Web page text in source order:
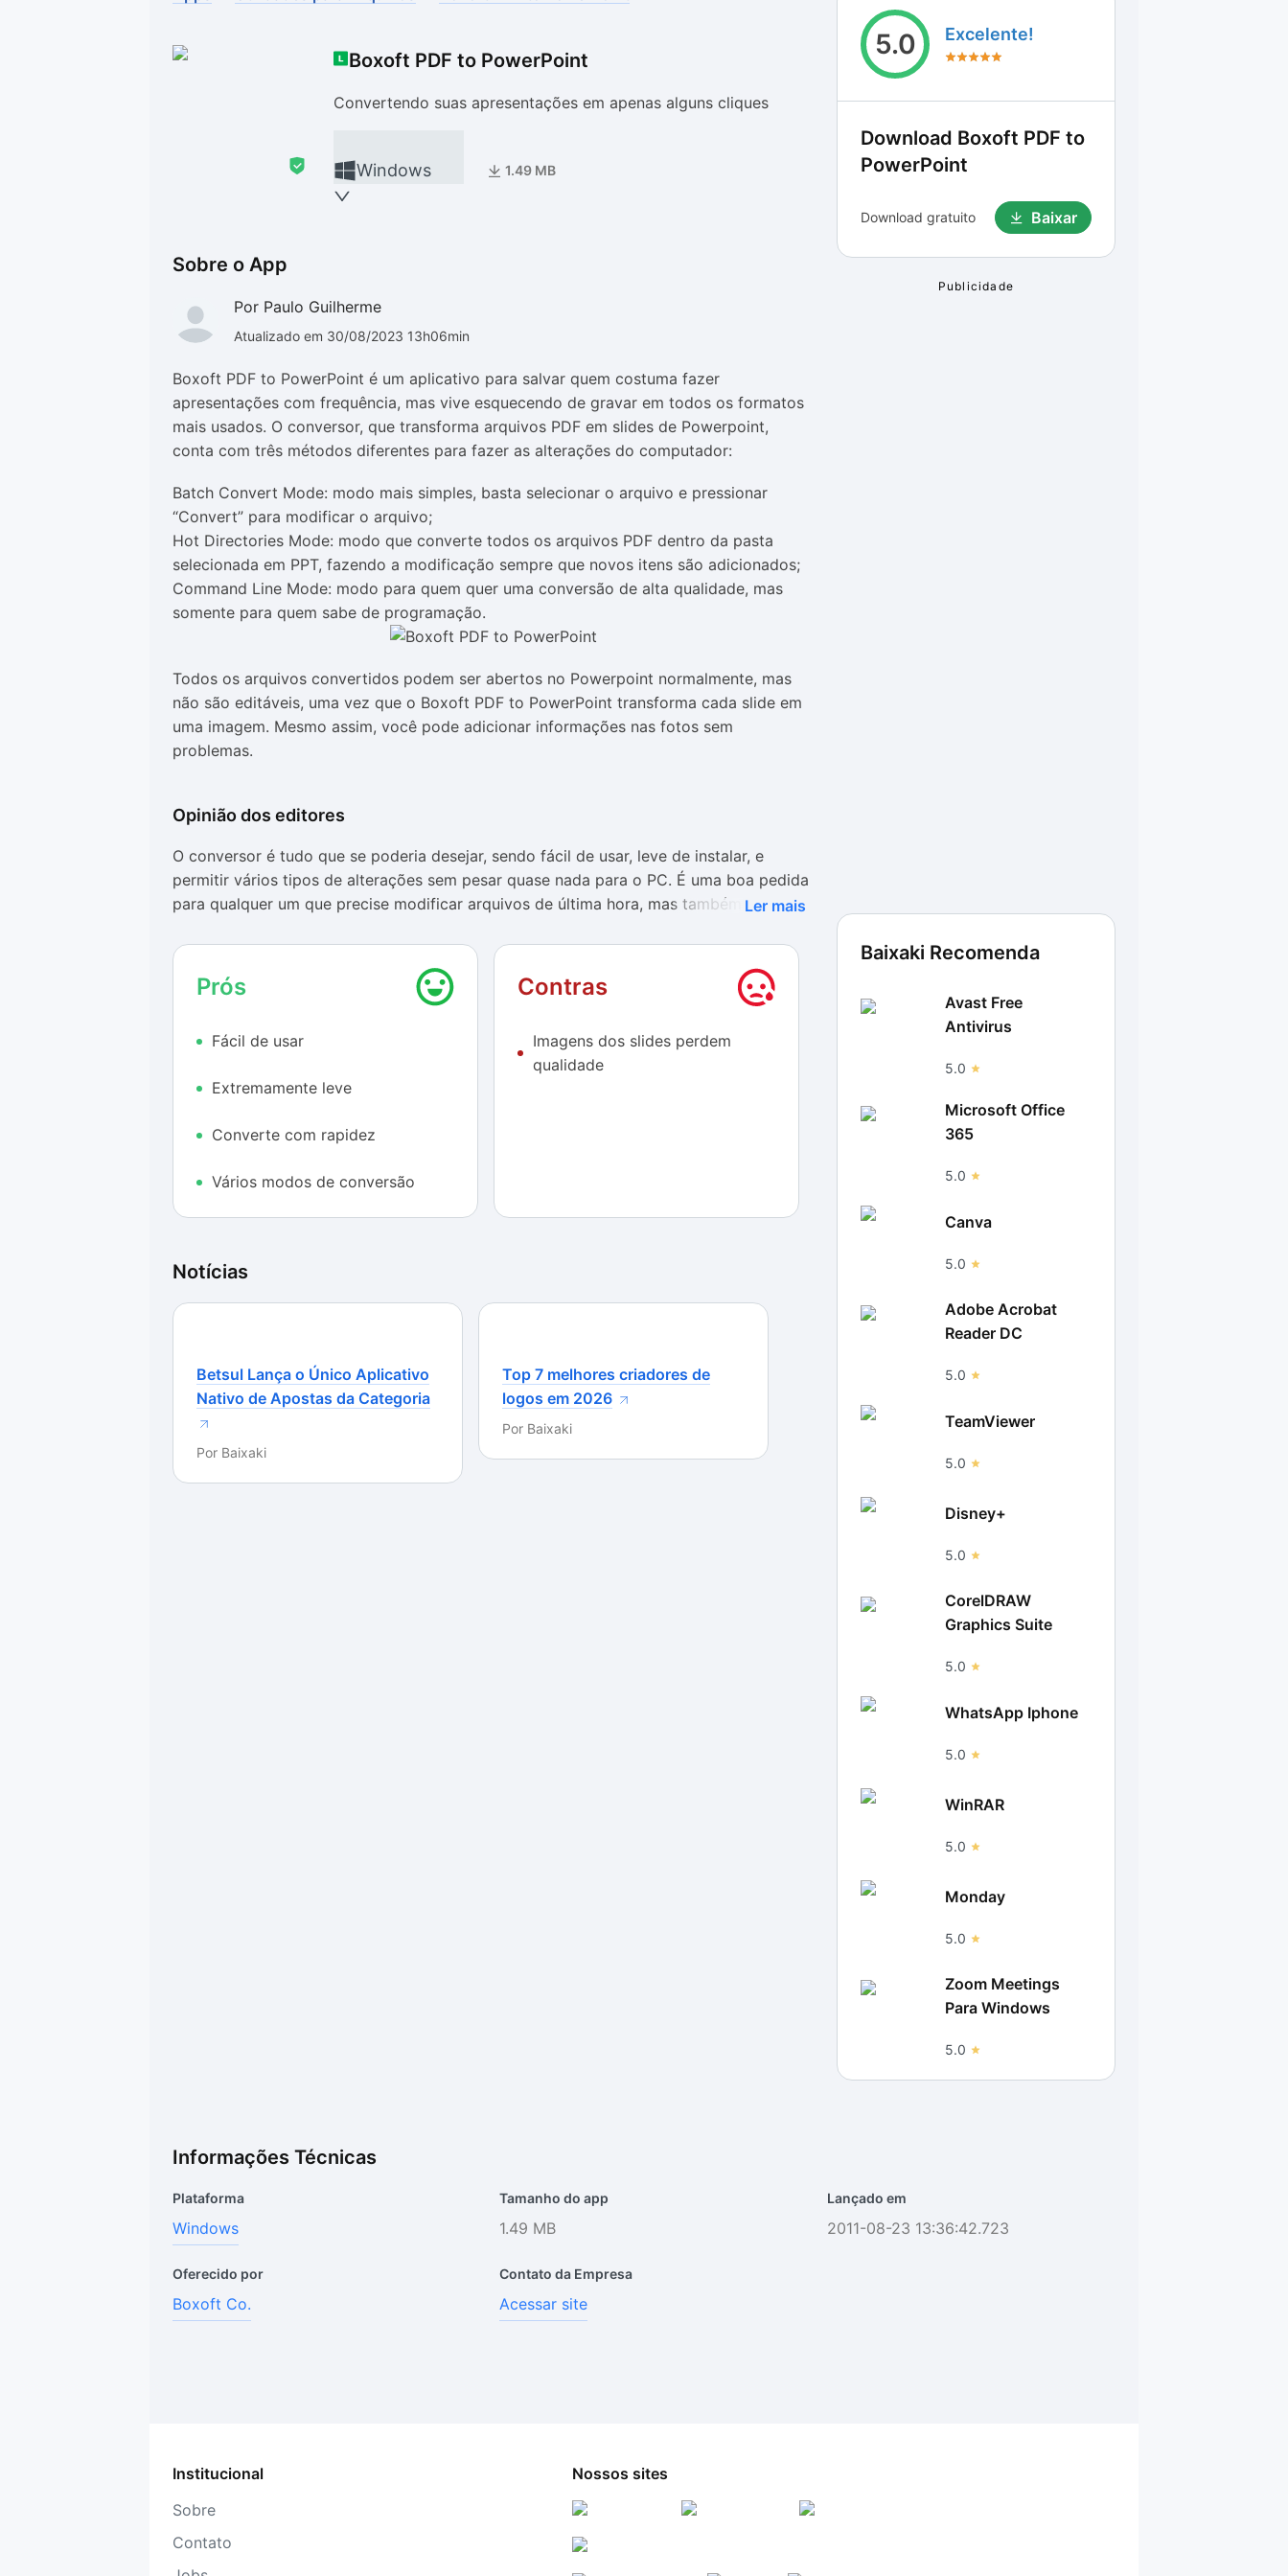
Boxoft PDF to PowerPoint
Convertendo suas apresentações em apenas alguns cliques
Windows 1.49 MB
Sobre o App
Por Paulo Guilherme
Atualizado em 30/08/2023 13h06min
Boxoft PDF to PowerPoint é um aplicativo para salvar quem costuma fazer
apresentações com frequência, mas vive esquecendo de gravar em todos os formatos
mais usados. O conversor, que transforma arquivos PDF em slides de Powerpoint,
conta com três métodos diferentes para fazer as alterações do computador:
Batch Convert Mode: modo mais simples, basta selecionar o arquivo e pressionar
“Convert” para modificar o arquivo;
Hot Directories Mode: modo que converte todos os arquivos PDF dentro da pasta
selecionada em PPT, fazendo a modificação sempre que novos itens são adicionados;
Command Line Mode: modo para quem quer uma conversão de alta qualidade, mas
somente para quem sabe de programação.
Todos os arquivos convertidos podem ser abertos no Powerpoint normalmente, mas
não são editáveis, uma vez que o Boxoft PDF to PowerPoint transforma cada slide em
uma imagem. Mesmo assim, você pode adicionar informações nas fotos sem
problemas.
Opinião dos editores
O conversor é tudo que se poderia desejar, sendo fácil de usar, leve de instalar, e
permitir vários tipos de alterações sem pesar quase nada para o PC. É uma boa pedida
para qualquer um que precise modificar arquivos de última hora, mas também vale ter
Ler mais
Prós
Fácil de usar
Extremamente leve
Converte com rapidez
Vários modos de conversão
Contras
Imagens dos slides perdem
qualidade
Notícias
Betsul Lança o Único Aplicativo
Nativo de Apostas da Categoria
Por Baixaki
Top 7 melhores criadores de
logos em 2026
Por Baixaki
5.0 Excelente!
Download Boxoft PDF to
PowerPoint
Download gratuito Baixar
Baixaki Recomenda
Avast Free
Antivirus
5.0
Microsoft Office
365
5.0
Canva
5.0
Adobe Acrobat
Reader DC
5.0
TeamViewer
5.0
Disney+
5.0
CorelDRAW
Graphics Suite
5.0
WhatsApp Iphone
5.0
WinRAR
5.0
Monday
5.0
Zoom Meetings
Para Windows
5.0
Informações Técnicas
Plataforma
Windows
Tamanho do app
1.49 MB
Lançado em
2011-08-23 13:36:42.723
Oferecido por
Boxoft Co.
Contato da Empresa
Acessar site
Institucional
Sobre
Contato
Nossos sites